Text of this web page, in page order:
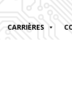
CARRIÈRES